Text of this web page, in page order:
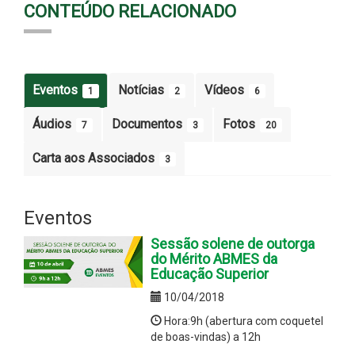
CONTEÚDO RELACIONADO
Eventos 1 Notícias 2 Vídeos 6
Áudios 7 Documentos 3 Fotos 20
Carta aos Associados 3
Eventos
Sessão solene de outorga
do Mérito ABMES da
Educação Superior
10/04/2018
Hora:9h (abertura com coquetel
de boas-vindas) a 12h